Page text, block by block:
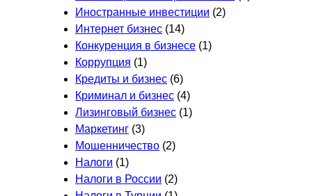
Иностранные инвестиции (2)
Интернет бизнес (14)
Конкуренция в бизнесе (1)
Коррупция (1)
Кредиты и бизнес (6)
Криминал и бизнес (4)
Лизинговый бизнес (1)
Маркетинг (3)
Мошенничество (2)
Налоги (1)
Налоги в России (2)